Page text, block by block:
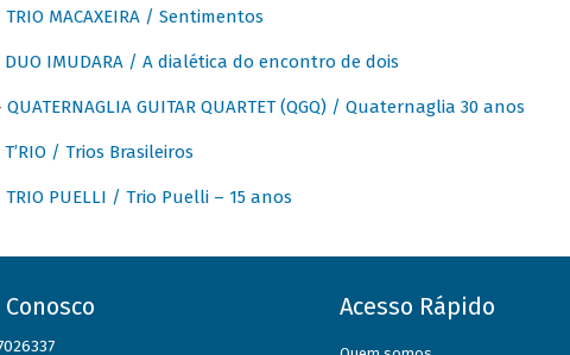
TRIO MACAXEIRA / Sentimentos
DUO IMUDARA / A dialética do encontro de dois
QUATERNAGLIA GUITAR QUARTET (QGQ) / Quaternaglia 30 anos
T’RIO / Trios Brasileiros
TRIO PUELLI / Trio Puelli – 15 anos
Conosco Acesso Rápido